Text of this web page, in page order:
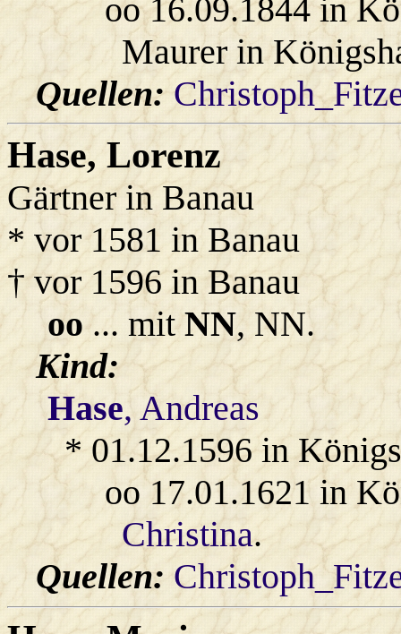
oo 16.09.1844 in
Maurer in
Quellen:
Hase, Lorenz
Gärtner in Banau
* vor 1581 in Banau
† vor 1596 in Banau
oo... mitNN, NN.
Kind:
Hase, Andreas
* 01.12.1596 in
oo 17.01.1621 in
Christina.
Quellen: